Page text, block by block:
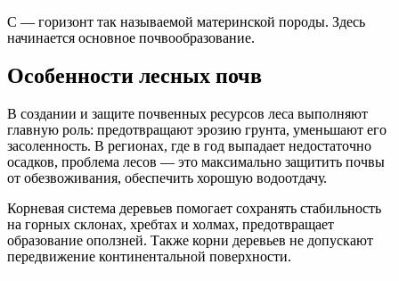
С — горизонт так называемой материнской породы. Здесь
начинается основное почвообразование.
Особенности лесных почв
В создании и защите почвенных ресурсов леса выполняют
главную роль: предотвращают эрозию грунта, уменьшают его
засоленность. В регионах, где в год выпадает недостаточно
осадков, проблема лесов — это максимально защитить почвы
от обезвоживания, обеспечить хорошую водоотдачу.
Корневая система деревьев помогает сохранять стабильность
на горных склонах, хребтах и холмах, предотвращает
образование оползней. Также корни деревьев не допускают
передвижение континентальной поверхности.